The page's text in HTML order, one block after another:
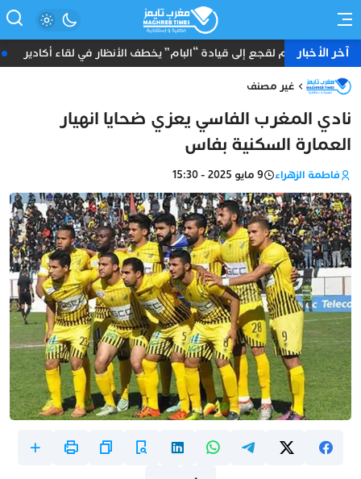
آخر الأخبار
انضمام لقجع إلى قيادة “البام” يخطف الأنظار في لقاء أكادير
غير مصنف
نادي المغرب الفاسي يعزي ضحايا انهيار
العمارة السكنية بفاس
فاطمة الزهراء 9 مايو 2025 - 15:30